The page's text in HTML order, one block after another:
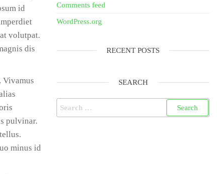
id
volutpat.
dis
Vivamus
pulvinar.
minus id
Comments feed
WordPress.org
RECENT POSTS
SEARCH
Search
for: